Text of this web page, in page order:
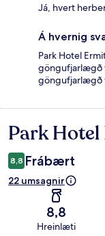
Já, hvert
Á hvernig
Park Hotel
göngufjarlægð
göngufjarlægð
Umsagnir
Park
8,8 Frábært
22 umsagnir
8,8
Hreinlæti